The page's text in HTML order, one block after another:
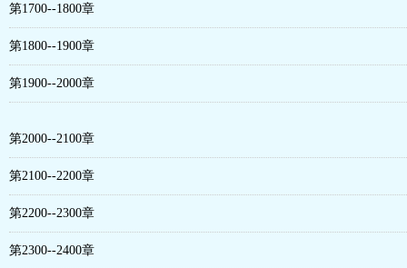
第1700--1800章
第1800--1900章
第1900--2000章
第2000--2100章
第2100--2200章
第2200--2300章
第2300--2400章